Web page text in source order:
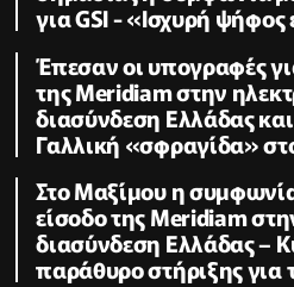
για GSI - «Ισχυρή
Έπεσαν οι υπογραφές
της Meridiam στην
διασύνδεση Ελλάδας
Γαλλική «σφραγίδα»
Στο Μαξίμου η
είσοδο της Meridiam
διασύνδεση Ελλάδας –
παράθυρο στήριξης για